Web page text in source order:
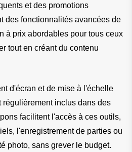
et des promotions
des fonctionnalités avancées de
à prix abordables pour tous ceux
tout en créant du contenu
d'écran et de mise à l'échelle
inclus dans des
facilitent l'accès à ces outils,
l'enregistrement de parties ou
photo, sans grever le budget.